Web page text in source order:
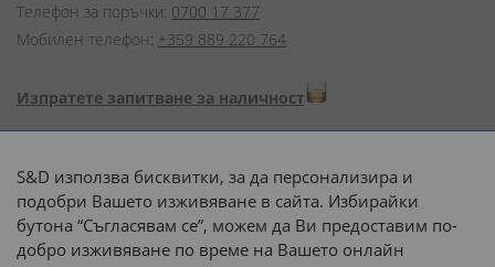
Телефон за поръчки: 0700 17 377
Мобилен телефон: +359 889 220 764
Изпратете запитване за наличност
Начини на плащане:
S&D използва бисквитки, за да персонализира и
подобри Вашето изживяване в сайта. Избирайки
бутона “Съгласявам се”, можем да Ви предоставим по-
добро изживяване по време на Вашето онлайн